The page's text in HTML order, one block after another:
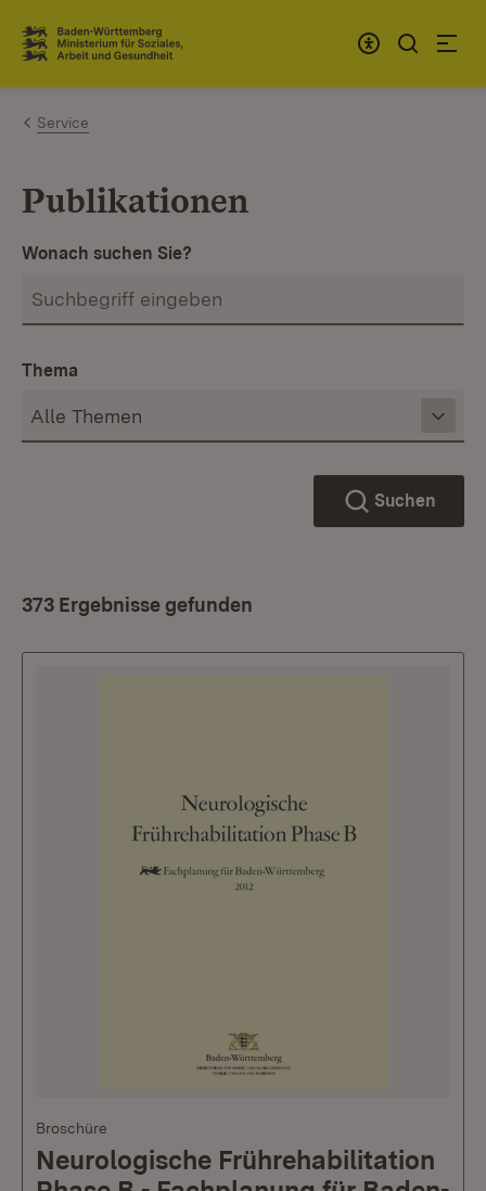
Zum Inhalt springen
Link zur Startseite
Service
Publikationen
Wonach suchen Sie?
Thema
Suchen
373 Ergebnisse gefunden
Broschüre
Neurologische Frührehabilitation